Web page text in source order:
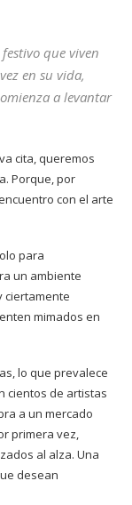
que viven
en su vida,
a levantar
cita, queremos
Porque, por
con el arte
para
un ambiente
ciertamente
mimados en
lo que prevalece
cientos de artistas
a un mercado
primera vez,
al alza. Una
desean